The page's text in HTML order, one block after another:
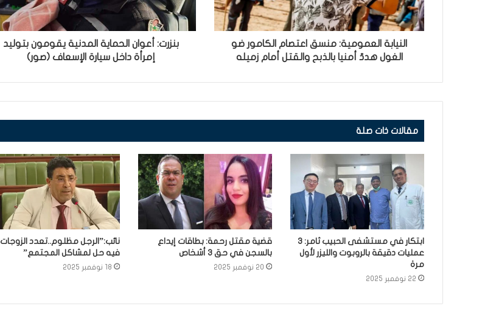
النيابة العمومية: منسق اعتصام الكامور ضو
الغول هددّ أمنيا بالذبح والقتل أمام زميله
بنزرت: أعوان الحماية المدنية يقومون بتوليد
إمرأة داخل سيارة الإسعاف (صور)
مقالات ذات صلة
ابتكار في مستشفى الحبيب ثامر: 3
عمليات دقيقة بالروبوت والليزر لأول
مرة
22 نوفمبر 2025
قضية مقتل رحمة: بطاقات إيداع
بالسجن في حق 3 أشخاص
20 نوفمبر 2025
نائب:”الرجل مظلوم..تعدد الزوجات
فيه حل لمشاكل المجتمع”
18 نوفمبر 2025